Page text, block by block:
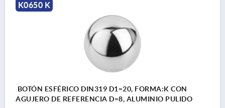
K0650 K
BOTÓN ESFÉRICO DIN319 D1=20, FORMA:K CON
AGUJERO DE REFERENCIA D=8, ALUMINIO PULIDO